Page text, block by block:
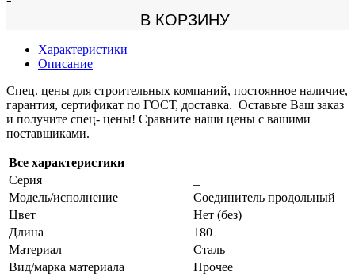
В КОРЗИНУ
Характеристики
Описание
Спец. цены для строительных компаний, постоянное наличие,
гарантия, сертификат по ГОСТ, доставка. Оставьте Ваш заказ
и получите спец- цены! Сравните наши цены с вашими
поставщиками.
Все характеристики
Серия
Модель/исполнение
Соединитель продольный
Цвет
Нет (без)
Длина
180
Материал
Сталь
Вид/марка материала
Прочее